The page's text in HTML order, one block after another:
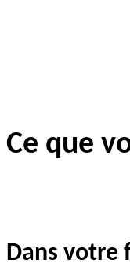
Ce que
Dans votre